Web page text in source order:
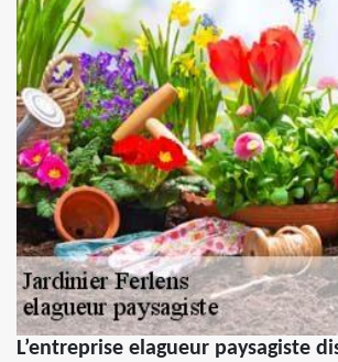
L’entreprise elagueur paysagiste